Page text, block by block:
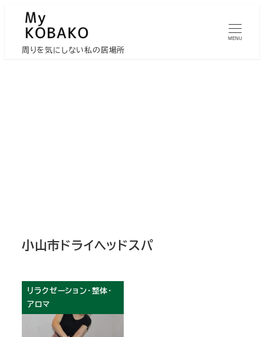
周りを気にしない私の居場所
MENU
小山市ドライヘッドスパ
リラクゼーション・整体・
アロマ